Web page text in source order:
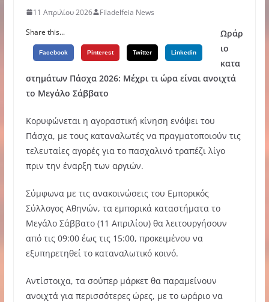
11 Απριλίου 2026
Filadelfeia News
Share this...
Facebook Pinterest Twitter Linkedin
Ωράρ
ιο
κατα
στημάτων Πάσχα 2026: Μέχρι τι ώρα είναι ανοιχτά
το Μεγάλο Σάββατο
Κορυφώνεται η αγοραστική κίνηση ενόψει του
Πάσχα, με τους καταναλωτές να πραγματοποιούν τις
τελευταίες αγορές για το πασχαλινό τραπέζι λίγο
πριν την έναρξη των αργιών.
Σύμφωνα με τις ανακοινώσεις του Εμπορικός
Σύλλογος Αθηνών, τα εμπορικά καταστήματα το
Μεγάλο Σάββατο (11 Απριλίου) θα λειτουργήσουν
από τις 09:00 έως τις 15:00, προκειμένου να
εξυπηρετηθεί το καταναλωτικό κοινό.
Αντίστοιχα, τα σούπερ μάρκετ θα παραμείνουν
ανοιχτά για περισσότερες ώρες, με το ωράριο να